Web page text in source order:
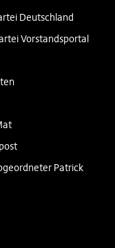
Deutschland
Vorstandsportal
Patrick